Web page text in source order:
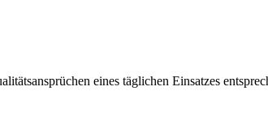
eines täglichen Einsatzes